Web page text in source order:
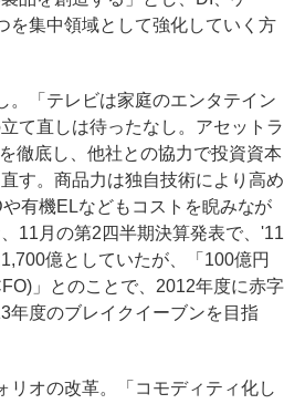
を集中領域として強化していく方
「テレビは家庭のエンタテイン
て直しは待ったなし。アセットラ
徹底し、他社との協力で投資資本
す。商品力は独自技術により高め
有機ELなどもコストを睨みなが
11月の第2四半期決算発表で、'11
億としていたが、「100億円
」とのことで、2012年度に赤字
年度のブレイクイーブンを目指
オの改革。「コモディティ化し